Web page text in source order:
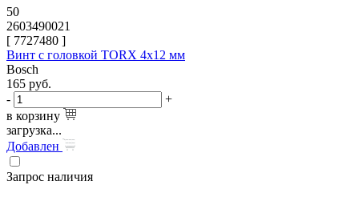
50
2603490021
[ 7727480 ]
Винт с головкой TORX 4x12 мм
Bosch
165 руб.
-
+
в корзину
загрузка...
Добавлен
Запрос наличия